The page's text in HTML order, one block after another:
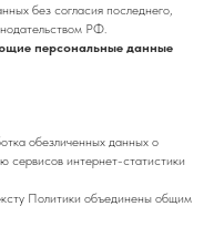
без согласия последнего,
РФ.
персональные данные
обезличенных данных о
сервисов интернет-статистики
Политики объединены общим